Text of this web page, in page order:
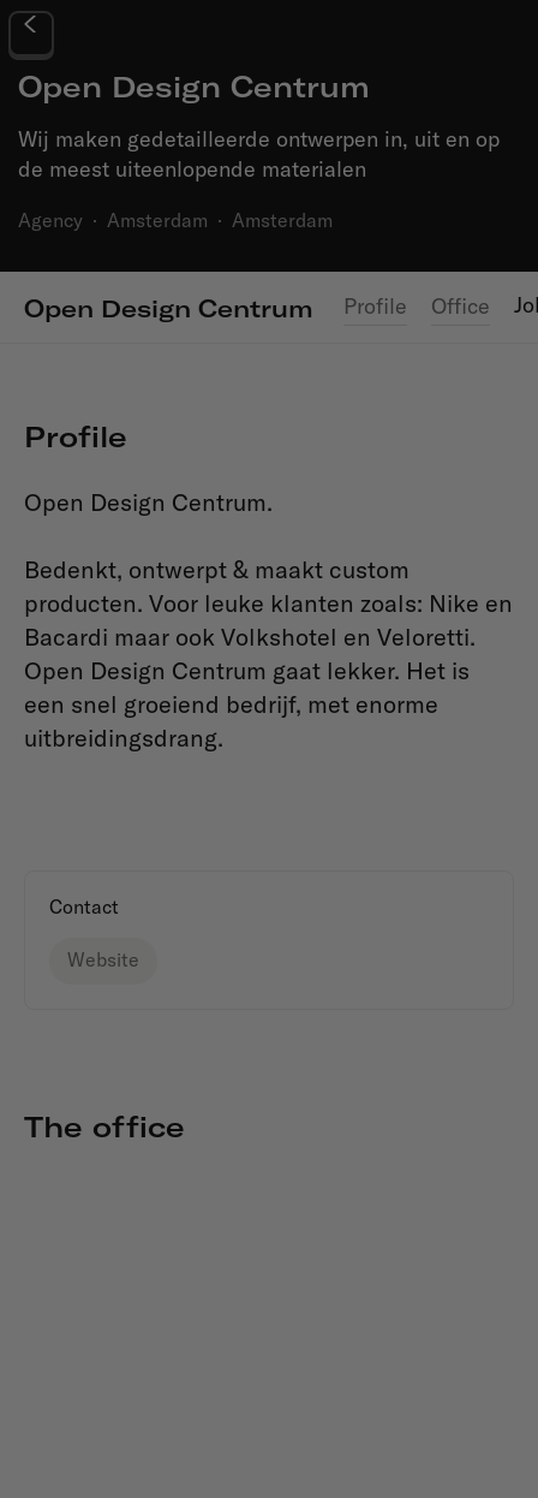
Open Design Centrum
Wij maken gedetailleerde ontwerpen in, uit en op
de meest uiteenlopende materialen
Agency · Amsterdam · Amsterdam
Open Design Centrum Profile Office
Profile
Open Design Centrum.
Bedenkt, ontwerpt & maakt custom
producten. Voor leuke klanten zoals: Nike en
Bacardi maar ook Volkshotel en Veloretti.
Open Design Centrum gaat lekker. Het is
een snel groeiend bedrijf, met enorme
uitbreidingsdrang.
Contact
Website
The office